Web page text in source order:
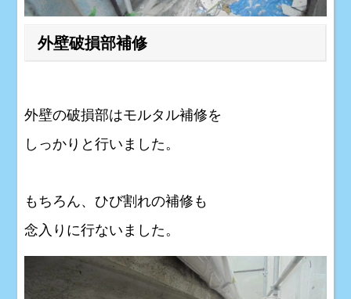
外壁破損部補修
外壁の破損部はモルタル補修を
しっかりと行いました。
もちろん、ひび割れの補修も
念入りに行ないました。